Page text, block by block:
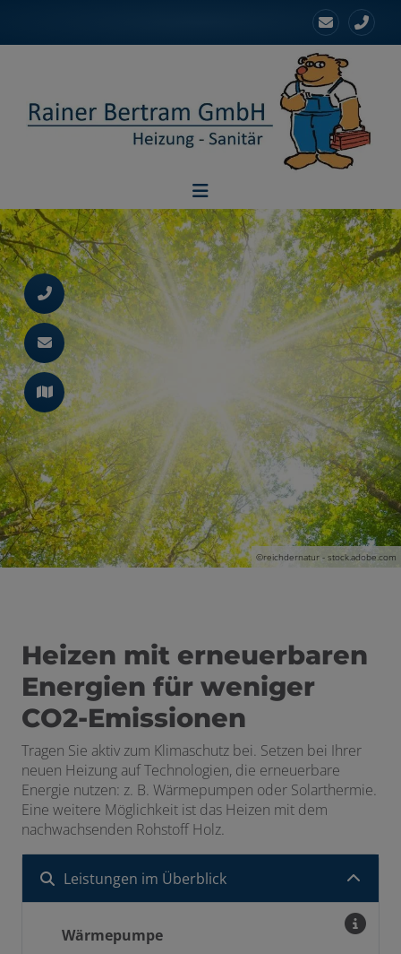
©reichdernatur - stock.adobe.com
Heizen mit erneuerbaren
Energien für weniger
CO2-Emissionen
Tragen Sie aktivzum Klimaschutz bei. Setzen bei Ihrer
neuen Heizung aufTechnologien, die erneuerbare
Energie nutzen: z. B. Wärmepumpen oder Solarthermie.
Eine weitere Möglichkeit ist das Heizen mit dem
nachwachsenden Rohstoff Holz.
Leistungen im Überblick
Wärmepumpe
schließen
schließen
und schließen
öffnen und schließen